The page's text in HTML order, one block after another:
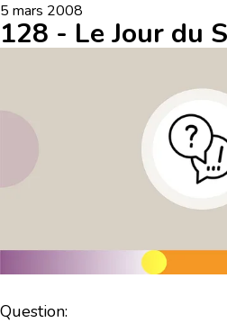
5 mars 2008
128 - Le Jour du
Question: